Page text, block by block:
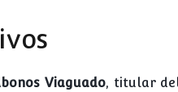
Viaguado, titular